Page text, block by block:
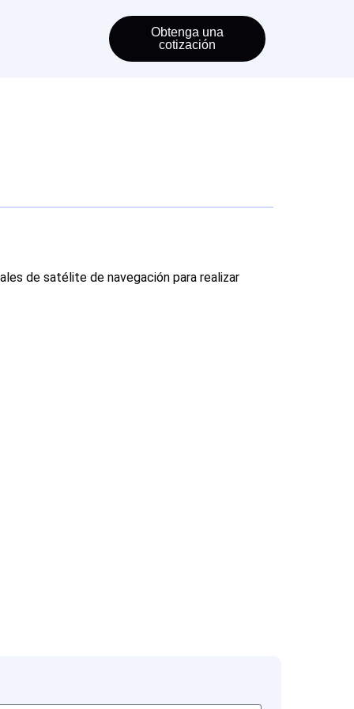
Obtenga una
cotización
de satélite de navegación para realizar